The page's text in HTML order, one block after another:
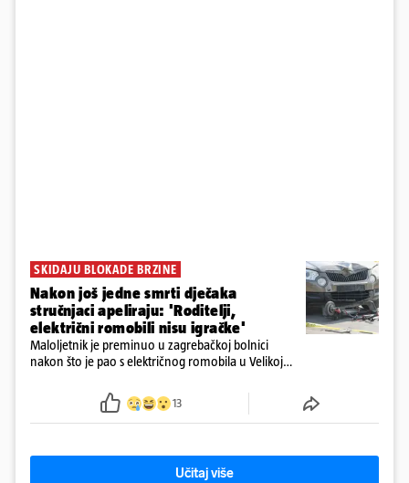
SKIDAJU BLOKADE BRZINE
Nakon još jedne smrti dječaka
stručnjaci apeliraju: 'Roditelji,
električni romobili nisu igračke'
Maloljetnik je preminuo u zagrebačkoj bolnici
nakon što je pao s električnog romobila u Velikoj
13
Učitaj više